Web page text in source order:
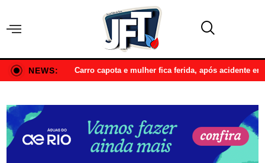
NEWS: Carro capota e mulher fica ferida, após acidente